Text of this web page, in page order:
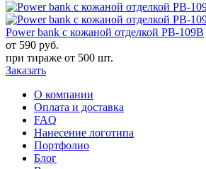
Power bank с кожаной отделкой PB-109B
от 590 руб.
при тираже от 500 шт.
Заказать
О компании
Оплата и доставка
FAQ
Нанесение логотипа
Портфолио
Блог